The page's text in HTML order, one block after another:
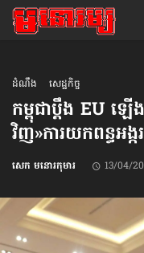
ដំណឹង សេដ្ឋកិច្ច
កម្ពុជា​ប្ដឹង EU ឡ
វិញ»​ការយក​ពន្ធ​អង្ករ
សេក មនោរកុមារ 13/04/